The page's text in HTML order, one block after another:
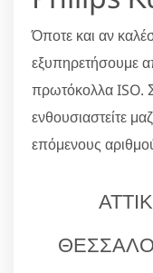
Όποτε και αν
εξυπηρετήσουμε
πρωτόκολλα ISO.
ενθουσιαστείτε
επόμενους